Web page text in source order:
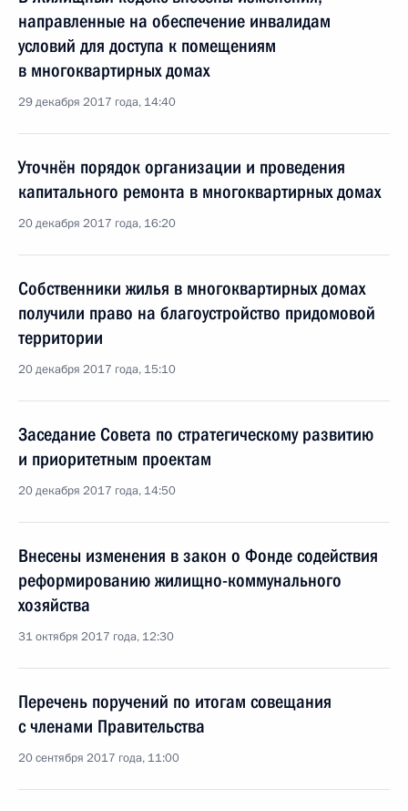
направленные на обеспечение инвалидам
условий для доступа к помещениям
в многоквартирных домах
29 декабря 2017 года, 14:40
Уточнён порядок организации и проведения
капитального ремонта в многоквартирных домах
20 декабря 2017 года, 16:20
Собственники жилья в многоквартирных домах
получили право на благоустройство придомовой
территории
20 декабря 2017 года, 15:10
Заседание Совета по стратегическому развитию
и приоритетным проектам
20 декабря 2017 года, 14:50
Внесены изменения в закон о Фонде содействия
реформированию жилищно-коммунального
хозяйства
31 октября 2017 года, 12:30
Перечень поручений по итогам совещания
с членами Правительства
20 сентября 2017 года, 11:00